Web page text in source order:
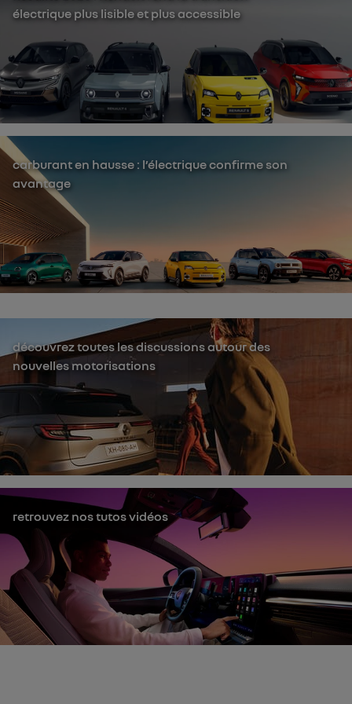
électrique plus lisible et plus accessible
carburant en hausse : l’électrique confirme son
avantage
découvrez toutes les discussions autour des
nouvelles motorisations
retrouvez nos tutos vidéos